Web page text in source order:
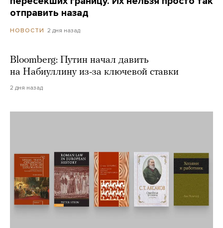
отправить назад
НОВОСТИ 2 дня назад
Bloomberg: Путин начал давить
на Набиуллину из-за ключевой ставки
2 дня назад